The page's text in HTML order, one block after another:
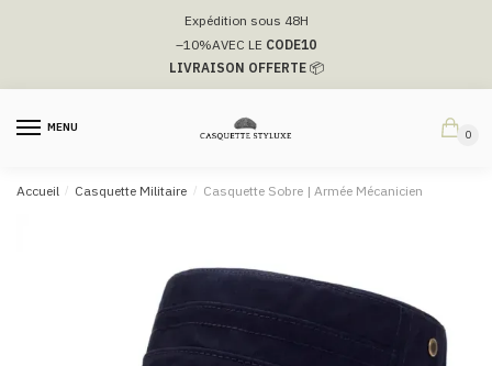
navigation
Expédition sous 48H
–10%AVEC LE CODE10
LIVRAISON OFFERTE📦
MENU
0
Accueil / Casquette Militaire / Casquette Sobre​ | Armée Mécanicien